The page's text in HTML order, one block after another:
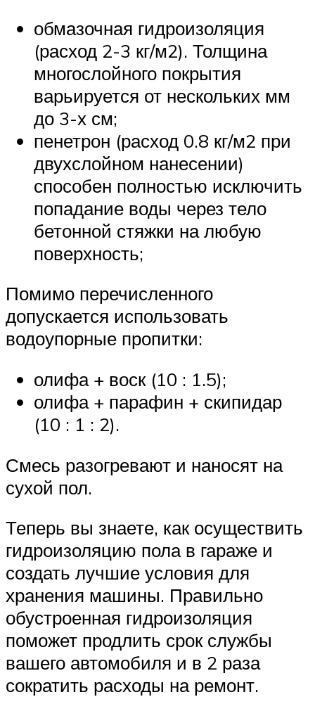
обмазочная гидроизоляция
(расход 2-3 кг/м2). Толщина
многослойного покрытия
варьируется от нескольких мм
до 3-х см;
пенетрон (расход 0.8 кг/м2 при
двухслойном нанесении)
способен полностью исключить
попадание воды через тело
бетонной стяжки на любую
поверхность;
Помимо перечисленного
допускается использовать
водоупорные пропитки:
олифа + воск (10 : 1.5);
олифа + парафин + скипидар
(10 : 1 : 2).
Смесь разогревают и наносят на
сухой пол.
Теперь вы знаете, как осуществить
гидроизоляцию пола в гараже и
создать лучшие условия для
хранения машины. Правильно
обустроенная гидроизоляция
поможет продлить срок службы
вашего автомобиля и в 2 раза
сократить расходы на ремонт.